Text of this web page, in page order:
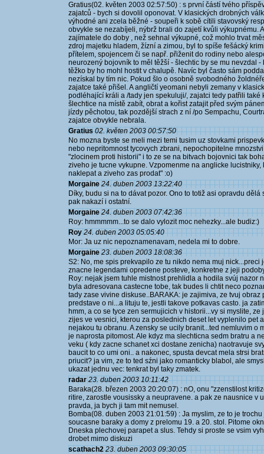
Gratius(02. květen 2003 02:57:50) : s první částí tvého
zajatců - bych si dovolil oponovat. V klasických drobných
výhodné ani zcela běžné - soupeři k sobě cítili stavovský
obvykle se nezabíjeli, nýbrž brali do zajetí kvůli výkupnému.
zajímatele do doby , než sehnal výkupné, což mohlo trvat
zdroj majetku hladem, žízní a zimou, byl to spíše fešácký
přítelem, spojencem či se např. přiženit do rodiny nebo
neurozený bojovník to měl těžší - šlechtic by se mu nevzdal
těžko by ho mohl hostit v chalupě. Navíc byl často sám
nezískal by tím nic. Pokud šlo o osobně svobodného
zajatce také přišel. A angličtí yeomani nebyli zemany v
podléhající králi a /tady jen spekuluji/, zajatci tedy patřili
šlechtice na místě zabít, obrat a kořist zatajit před svým
jízdy pěchotou, tak pozdější strach z ní /po Sempachu,
zajatce obvykle nebrala.
Gratius 02. květen 2003 00:57:50
No mozna byste se meli mezi temi tusim uz stovkami
nebo nepritomnost tycovych zbrani, nepochopitelne
"zlocinem proti historii" i to ze se na bitvach bojovnici tak
ziveho je tucne vykupne. Vzpomenme na anglicke
naklepat a ziveho zas prodat" :o)
Morgaine 24. duben 2003 13:22:40
Díky, budu si na to dávat pozor. Ono to totiž asi opravdu
pak nakazí i ostatní.
Morgaine 24. duben 2003 07:42:36
Roy: hmmmmm...to se dalo vylozit moc nehezky...ale budiz:)
Roy 24. duben 2003 05:05:40
Mor: Ja uz nic nepoznamenavam, nedela mi to dobre.
Morgaine 23. duben 2003 18:08:36
S2: No, me spis prekvapilo ze tu nikdo nema muj
znacne legendami opredene posteve, konkretne z jeji
Roy: nejak jsem tuhle mistnost prehlidla a hodila svúj nazor
byla adresovana castecne tobe, tak budes li chtit neco
tady zase vivine diskuse..BARAKA: je zajimiva, ze tvuj
predstave o ni...a lituju te, jestli takove potkavas casto. ja
hmm, a co se tyce zen sermujicich v historii...vy si myslite,
zijes ve vesnici, kterou za poslednich deset let vyplenilo pet
nejakou tu obranu. A zensky se ucily branit...ted nemluvim
je naprosta pitomost. Ale kdyz ma slechticna sedm bratru a
veku ( kdy zacne schanet xci dostane zenicha) naotravuje
baucit to co umi oni.. a nakonec, spusta devcat mela strsi
priucit? ja vim, ze to ted sźni jako romanticky blabol, ale
ukazat jednu vec: tenkrat byl taky zmatek.
radar 23. duben 2003 10:11:42
Baraka(28. březen 2003 20:20:07) : nO, onu "zzenstilost
ritire, zarostle vousissky a neupravene. a pak ze nausnice v
pravda, ja bych ji tam mit nemusel.
Bomba(08. duben 2003 21:01:59) : Ja myslim, ze to je
soucasne baraky a domy z prelomu 19. a 20. stol. Pitome
Dneska plechovej parapet a slus. Tehdy si proste se vsim
drobet mimo diskuzi
scathach2 23. duben 2003 09:30:05